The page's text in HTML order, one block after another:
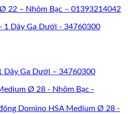
22 – Nhôm Bạc – 01393214042
Dây Ga Dưới – 34760300